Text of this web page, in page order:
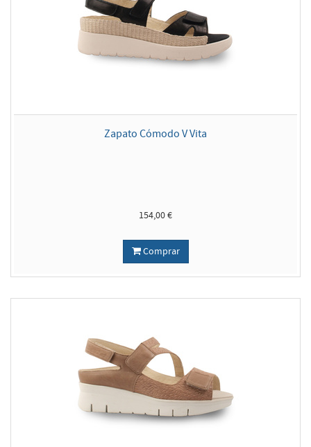
Zapato Cómodo V Vita
154,00 €
Comprar